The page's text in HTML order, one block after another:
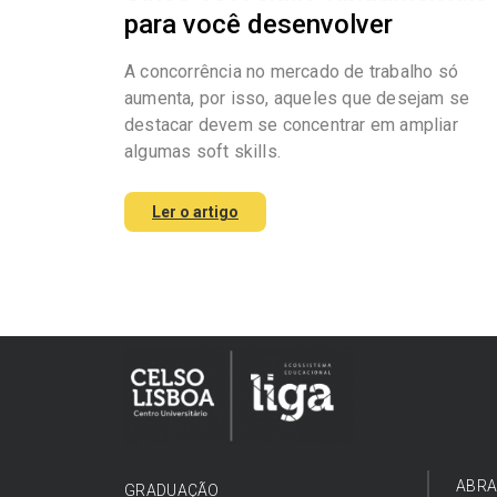
para você desenvolver
A concorrência no mercado de trabalho só
aumenta, por isso, aqueles que desejam se
destacar devem se concentrar em ampliar
algumas soft skills.
Ler o artigo
GRADUAÇÃO